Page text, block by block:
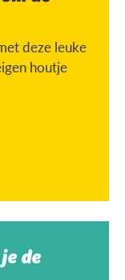
deze leuke
houtje
de